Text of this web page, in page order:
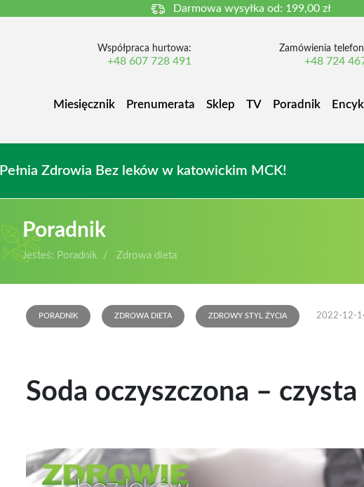
Darmowa wysyłka od: 199,00 zł
Współpraca hurtowa:
+48 607 728 491
Zamówienia
+48 724
Miesięcznik Prenumerata Sklep TV Poradnik
Zdrowia Bez leków w katowickim MCK!
Poradnik
Jesteś: Poradnik Zdrowa dieta
PORADNIK ZDROWA DIETA ZDROWY STYL ŻYCIA 2022-12-
Soda oczyszczona –